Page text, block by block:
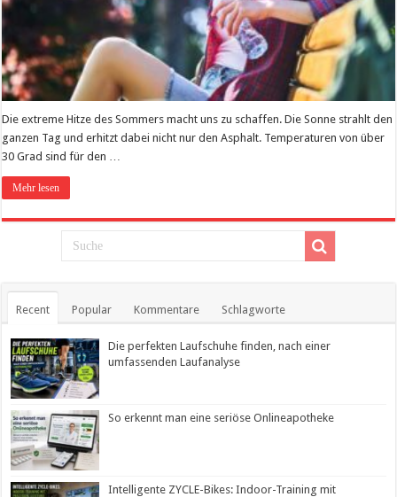
Die extreme Hitze des Sommers macht uns zu schaffen. Die Sonne strahlt den
ganzen Tag und erhitzt dabei nicht nur den Asphalt. Temperaturen von über
30 Grad sind für den …
Mehr lesen
Recent Popular Kommentare Schlagworte
Die perfekten Laufschuhe finden, nach einer
umfassenden Laufanalyse
So erkennt man eine seriöse Onlineapotheke
Intelligente ZYCLE-Bikes: Indoor-Training mit